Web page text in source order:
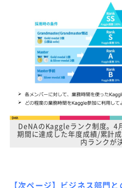
DeNAのKaggleランク制度。4
期間に達成した年度成績/累計
内ランクが
【次ページ】ビジネス部門